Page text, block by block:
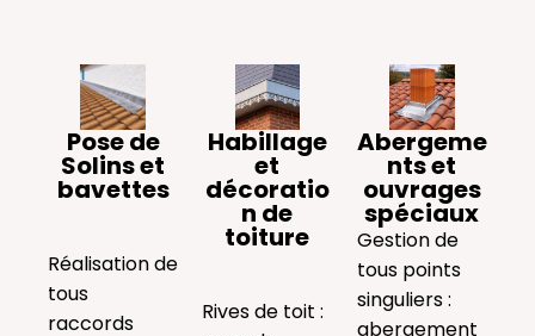
Pose de
Solins et
bavettes
Réalisation de
tous
raccords
Habillage
et
décoratio
n de
toiture
Rives de toit :
Abergeme
nts et
ouvrages
spéciaux
Gestion de
tous points
singuliers :
abergement